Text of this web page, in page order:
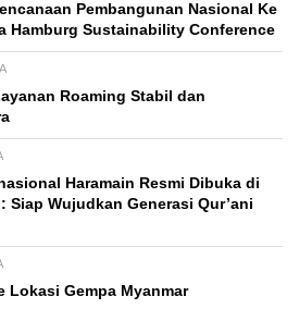
Pembangunan Nasional Ke
Hamburg Sustainability Conference
Roaming Stabil dan
Haramain Resmi Dibuka di
Siap Wujudkan Generasi Qur’ani
Lokasi Gempa Myanmar